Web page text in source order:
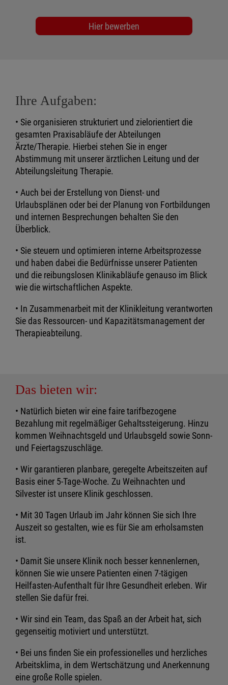
Hier bewerben
Ihre Aufgaben:
• Sie organisieren strukturiert und zielorientiert die
gesamten Praxisabläufe der Abteilungen
Ärzte/Therapie. Hierbei stehen Sie in enger
Abstimmung mit unserer ärztlichen Leitung und der
Abteilungsleitung Therapie.
• Auch bei der Erstellung von Dienst- und
Urlaubsplänen oder bei der Planung von Fortbildungen
und internen Besprechungen behalten Sie den
Überblick.
• Sie steuern und optimieren interne Arbeitsprozesse
und haben dabei die Bedürfnisse unserer Patienten
und die reibungslosen Klinikabläufe genauso im Blick
wie die wirtschaftlichen Aspekte.
• In Zusammenarbeit mit der Klinikleitung verantworten
Sie das Ressourcen- und Kapazitätsmanagement der
Therapieabteilung.
Das bieten wir:
• Natürlich bieten wir eine faire tarifbezogene
Bezahlung mit regelmäßiger Gehaltssteigerung. Hinzu
kommen Weihnachtsgeld und Urlaubsgeld sowie Sonn-
und Feiertagszuschläge.
• Wir garantieren planbare, geregelte Arbeitszeiten auf
Basis einer 5-Tage-Woche. Zu Weihnachten und
Silvester ist unsere Klinik geschlossen.
• Mit 30 Tagen Urlaub im Jahr können Sie sich Ihre
Auszeit so gestalten, wie es für Sie am erholsamsten
ist.
• Damit Sie unsere Klinik noch besser kennenlernen,
können Sie wie unsere Patienten einen 7-tägigen
Heilfasten-Aufenthalt für Ihre Gesundheit erleben. Wir
stellen Sie dafür frei.
• Wir sind ein Team, das Spaß an der Arbeit hat, sich
gegenseitig motiviert und unterstützt.
• Bei uns finden Sie ein professionelles und herzliches
Arbeitsklima, in dem Wertschätzung und Anerkennung
eine große Rolle spielen.